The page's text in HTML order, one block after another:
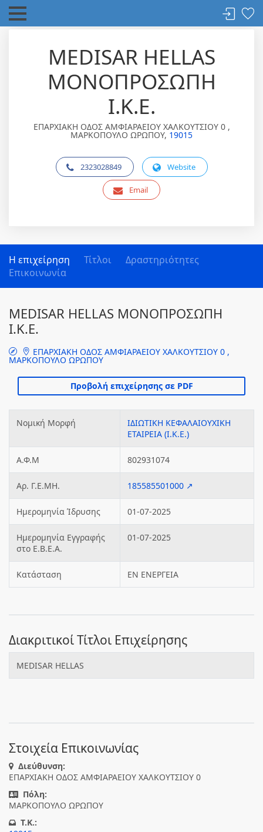
MEDISAR HELLAS
ΜΟΝΟΠΡΟΣΩΠΗ
Ι.Κ.Ε.
ΕΠΑΡΧΙΑΚΗ ΟΔΟΣ ΑΜΦΙΑΡΑΕΙΟΥ ΧΑΛΚΟΥΤΣΙΟΥ 0 ,
ΜΑΡΚΟΠΟΥΛΟ ΩΡΩΠΟΥ, 19015
2323028849 Website
Email
Η επιχείρηση Τίτλοι
Δραστηριότητες
Επικοινωνία
MEDISAR HELLAS ΜΟΝΟΠΡΟΣΩΠΗ
Ι.Κ.Ε.
ΕΠΑΡΧΙΑΚΗ ΟΔΟΣ ΑΜΦΙΑΡΑΕΙΟΥ ΧΑΛΚΟΥΤΣΙΟΥ 0 ,
ΜΑΡΚΟΠΟΥΛΟ ΩΡΩΠΟΥ
Νομική Μορφή
ΙΔΙΩΤΙΚΗ ΚΕΦΑΛΑΙΟΥΧΙΚΗ
ΕΤΑΙΡΕΙΑ (Ι.Κ.Ε.)
Α.Φ.Μ 802931074
Αρ. Γ.Ε.ΜΗ. 185585501000 ↗
Ημερομηνία Ίδρυσης 01-07-2025
Ημερομηνία Εγγραφής
στο Ε.Β.Ε.Α.
01-07-2025
Κατάσταση ΕΝ ΕΝΕΡΓΕΙΑ
Διακριτικοί Τίτλοι Επιχείρησης
MEDISAR HELLAS
Στοιχεία Επικοινωνίας
Διεύθυνση:
ΕΠΑΡΧΙΑΚΗ ΟΔΟΣ ΑΜΦΙΑΡΑΕΙΟΥ ΧΑΛΚΟΥΤΣΙΟΥ 0
Πόλη:
ΜΑΡΚΟΠΟΥΛΟ ΩΡΩΠΟΥ
T.K.: